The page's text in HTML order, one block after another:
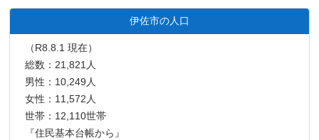
伊佐市の人口
（R8.8.1 現在）
総数：21,821人
男性：10,249人
女性：11,572人
世帯：12,110世帯
『住民基本台帳から』